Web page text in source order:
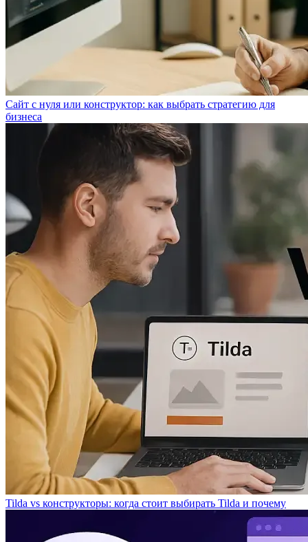
Сайт с нуля или конструктор: как выбрать стратегию для
бизнеса
Tilda vs конструкторы: когда стоит выбирать Tilda и почему